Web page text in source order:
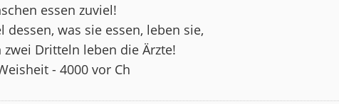
essen zuviel!
was sie essen, leben sie,
Dritteln leben die Ärzte!
- 4000 vor Ch